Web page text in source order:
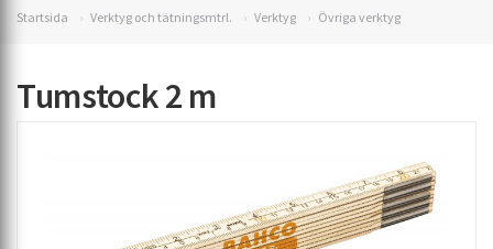
Startsida Verktyg och tätningsmtrl. Verktyg Övriga verktyg
Tumstock 2 m